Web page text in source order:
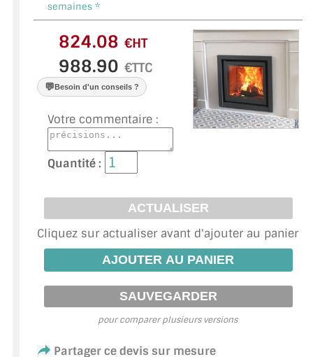
PAROI DE DOUCHE
VERRE FEUILLETÉ
VERRE ANTI-REFLET
VERRE FEUILLETÉ/TREMPÉ
DALLE DE SOL EN VERRE
PORTE EN VERRE
GARDE CORPS EN VERRE
VERRIÈRE TYPE ATELIER
VERRES TEXTURÉS
PLEXIGLAS PMMA
semaines *
€HT
€TTC
💬Besoin d'un conseils ?
Votre commentaire :
Quantité :
Cliquez sur actualiser avant d'ajouter au panier
pour comparer plusieurs versions
Partager ce devis sur mesure